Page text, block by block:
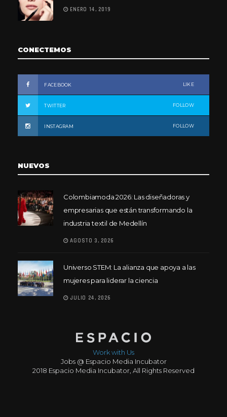
ENERO 14, 2019
CONECTEMOS
FACEBOOK LIKE
TWITTER FOLLOW
INSTAGRAM FOLLOW
NUEVOS
Colombiamoda 2026: Las diseñadoras y
empresarias que están transformando la
industria textil de Medellín
AGOSTO 3, 2026
Universo STEM: La alianza que apoya a las
mujeres para liderar la ciencia
JULIO 24, 2026
Work with Us
Jobs @ Espacio Media Incubator
2018 Espacio Media Incubator, All Rights Reserved